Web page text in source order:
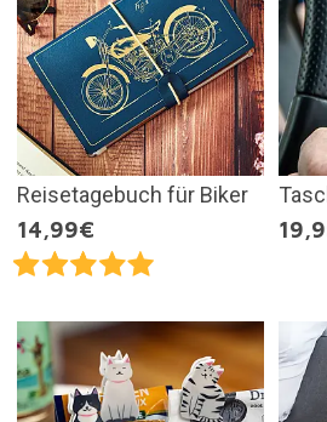
Reisetagebuch für Biker
14,99€